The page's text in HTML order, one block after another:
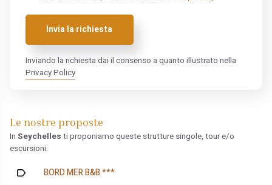
Invia la richiesta
Inviando la richiesta dai il consenso a quanto illustrato nella
Privacy Policy
Le nostre proposte
InSeychellesti proponiamo queste strutture singole, tour e/o
escursioni:
BORD MER B&B ***